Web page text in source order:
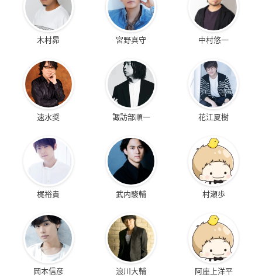
木村昴 宮野真守 中村悠一
速水奨 諏訪部順一 花江夏樹
梶裕貴 武内駿輔 村瀬歩
岡本信彦 浪川大輔 阿座上洋平